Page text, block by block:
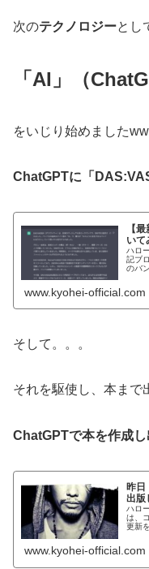
次のテクノロジーとし
「AI」（
をいじり始めました
ChatGPTに「
【
いて
ハロ
記ブ
のバ
www.kyohei-official.com
そして。。。
それを駆使し、本まで
ChatGPTで本を作成し
昨日
出版
ハロ
は、
更新
www.kyohei-official.com